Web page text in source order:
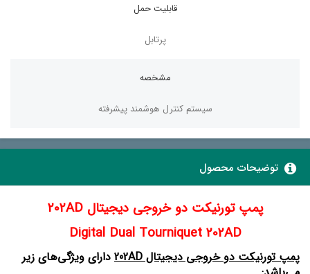
قابلیت حمل
پرتابل
مشخصه
سیستم کنترل هوشمند پیشرفته
توضیحات محصول
پمپ تورنیکت دو خروجی دیجیتال 202AD
Digital Dual Tourniquet 202AD
پمپ تورنیکت دو خروجی دیجیتال 202AD
دارای ویژگی‌های زیر